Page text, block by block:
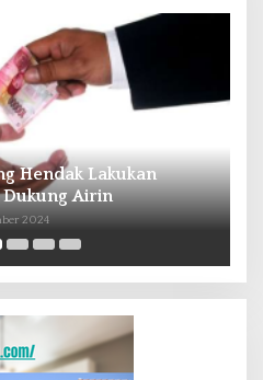
dan
Banten Lebih Maju
Oktober 2024